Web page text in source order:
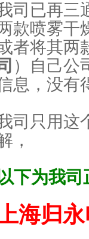
司已再三
款喷雾干
者将其两
）自己公
息，没有
司只用这
，
下为我
海归